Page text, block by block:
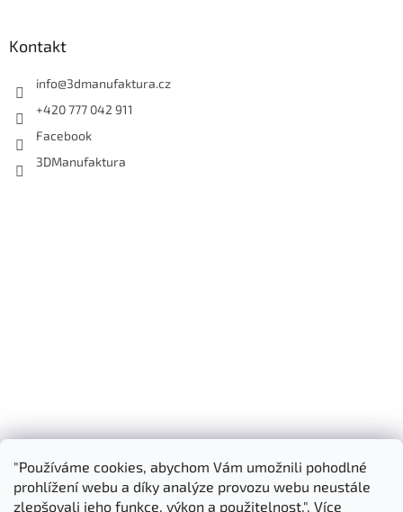
"Používáme cookies, abychom Vám umožnili pohodlné
prohlížení webu a díky analýze provozu webu neustále
zlepšovali jeho funkce, výkon a použitelnost.". Více
Kontakt
info@3dmanufaktura.cz
+420 777 042 911
Facebook
3DManufaktura
Shoptet.cz 3D Manufaktura s.r.o.